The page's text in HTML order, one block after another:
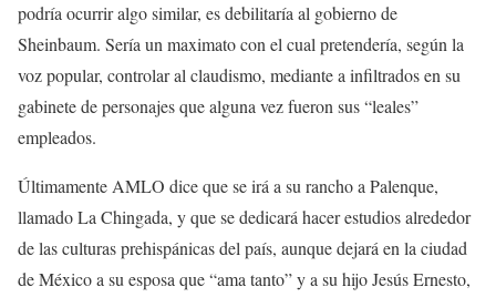
podría ocurrir algo similar, es debilitaría al gobierno de
Sheinbaum. Sería un maximato con el cual pretendería, según la
voz popular, controlar al claudismo, mediante a infiltrados en su
gabinete de personajes que alguna vez fueron sus “leales”
empleados.
Últimamente AMLO dice que se irá a su rancho a Palenque,
llamado La Chingada, y que se dedicará hacer estudios alrededor
de las culturas prehispánicas del país, aunque dejará en la ciudad
de México a su esposa que “ama tanto” y a su hijo Jesús Ernesto,